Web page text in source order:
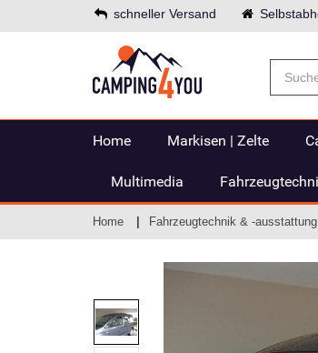
schneller Versand
Home Markisen | Zelte
Multimedia
Home Fahrzeugtechnik & -ausstattung